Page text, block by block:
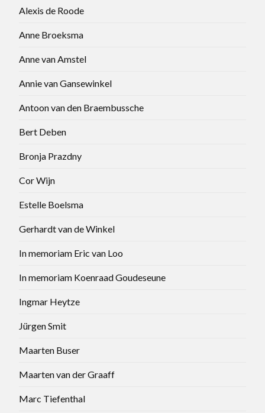
Alexis de Roode
Anne Broeksma
Anne van Amstel
Annie van Gansewinkel
Antoon van den Braembussche
Bert Deben
Bronja Prazdny
Cor Wijn
Estelle Boelsma
Gerhardt van de Winkel
In memoriam Eric van Loo
In memoriam Koenraad Goudeseune
Ingmar Heytze
Jürgen Smit
Maarten Buser
Maarten van der Graaff
Marc Tiefenthal